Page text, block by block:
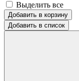
Выделить все
Добавить в корзину
Добавить в список